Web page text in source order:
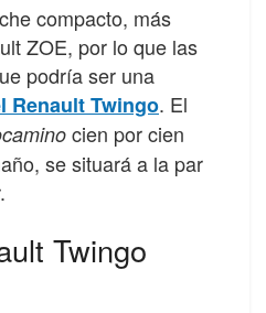
compacto, más
ZOE, por lo que las
podría ser una
Renault Twingo. El
cien por cien
se situará a la par
Twingo